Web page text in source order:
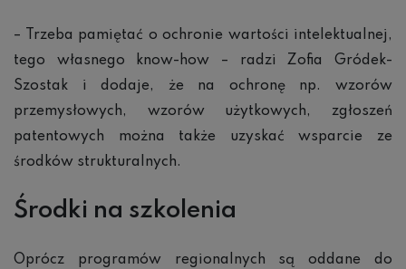
– Trzeba pamiętać o ochronie wartości intelektualnej,
tego własnego know-how – radzi Zofia Gródek-
Szostak i dodaje, że na ochronę np. wzorów
przemysłowych, wzorów użytkowych, zgłoszeń
patentowych można także uzyskać wsparcie ze
środków strukturalnych.
Środki na szkolenia
Oprócz programów regionalnych są oddane do